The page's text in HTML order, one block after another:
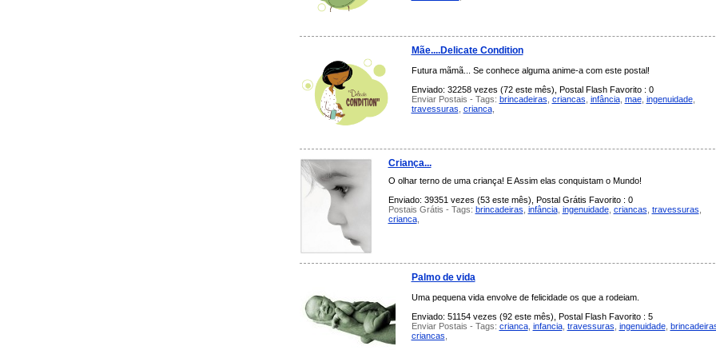
Mãe....Delicate Condition
Futura mãmã... Se conhece alguma anime-a com este postal!
Enviado: 32258 vezes (72 este mês), Postal Flash Favorito : 0
Enviar Postais - Tags: brincadeiras criancas infância, mae, ingenuidade,
travessuras crianca,
Criança...
O olhar terno de uma criança! E Assim elas conquistam o Mundo!
Enviado: 39351 vezes (53 este mês), Postal Grátis Favorito : 0
Postais Grátis - Tags: brincadeiras infância, ingenuidade, criancas travessuras
crianca,
Palmo de vida
Uma pequena vida envolve de felicidade os que a rodeiam.
Enviado: 51154 vezes (92 este mês), Postal Flash Favorito : 5
Enviar Postais - Tags: crianca, infancia, travessuras ingenuidade,
criancas